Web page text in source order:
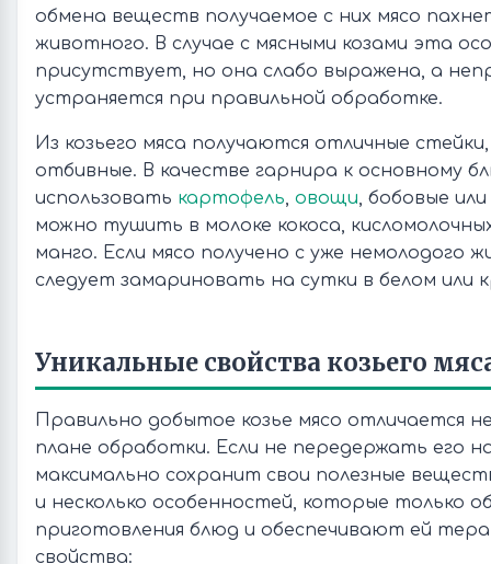
обмена веществ получаемое с них мясо
животного. В случае с мясными козами эта
присутствует, но она слабо выражена, а
устраняется при правильной обработке.
Из козьего мяса получаются отличные
отбивные. В качестве гарнира к основному
использовать картофель, овощи, бобовые или
можно тушить в молоке кокоса, кисломолочных
манго. Если мясо получено с уже немолодого
следует замариновать на сутки в белом или
Уникальные свойства козьего
Правильно добытое козье мясо отличается
плане обработки. Если не передержать его
максимально сохранит свои полезные
и несколько особенностей, которые только
приготовления блюд и обеспечивают ей
свойства: